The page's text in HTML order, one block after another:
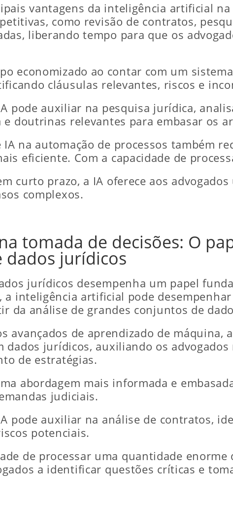
vantagens da inteligência artificial
como revisão de contratos,
liberando tempo para que os
economizado ao contar com um
cláusulas relevantes, riscos e
pode auxiliar na pesquisa jurídica,
doutrinas relevantes para embasar os
IA na automação de processos também
eficiente. Com a capacidade de
curto prazo, a IA oferece aos
complexos.
tomada de decisões: O
dados jurídicos
jurídicos desempenha um papel
a inteligência artificial pode
da análise de grandes conjuntos de
avançados de aprendizado de máquina,
dados jurídicos, auxiliando os
de estratégias.
abordagem mais informada e
judiciais.
pode auxiliar na análise de contratos,
potenciais.
de processar uma quantidade
a identificar questões críticas e